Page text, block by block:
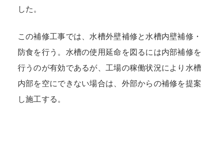
した。
この補修工事では、水槽外壁補修と水槽内壁補修・
防食を行う。水槽の使用延命を図るには内部補修を
行うのが有効であるが、工場の稼働状況により水槽
内部を空にできない場合は、外部からの補修を提案
し施工する。